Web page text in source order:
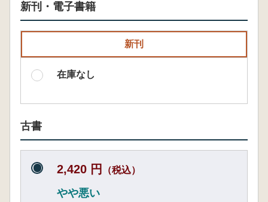
新刊・電子書籍
新刊
在庫なし
古書
2,420 円 （税込）
やや悪い